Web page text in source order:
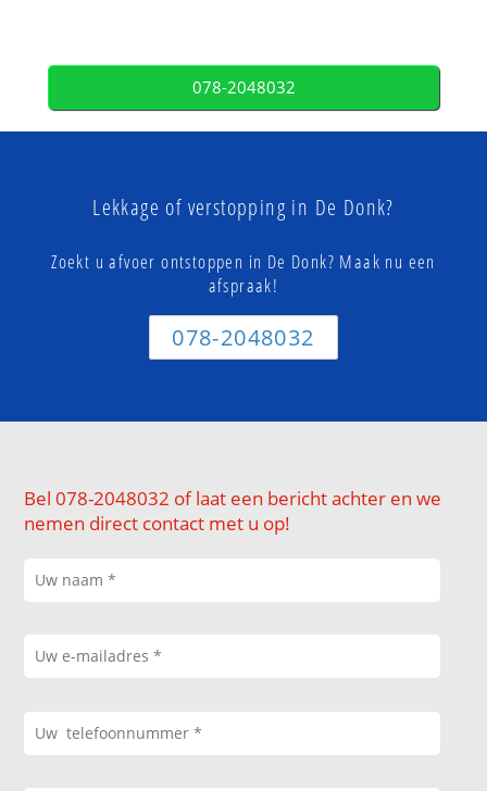
078-2048032
Lekkage of verstopping in De Donk?
Zoekt u afvoer ontstoppen in De Donk? Maak nu een
afspraak!
078-2048032
Bel 078-2048032 of laat een bericht achter en we
nemen direct contact met u op!